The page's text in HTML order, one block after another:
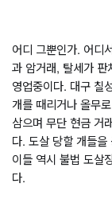
어디 그뿐인가. 어디
과 암거래, 탈세가 판
영업중이다. 대구 칠
개를 때리거나 올무
삼으며 무단 현금 거
다. 도살 당할 개들을
이들 역시 불법 도살
다.